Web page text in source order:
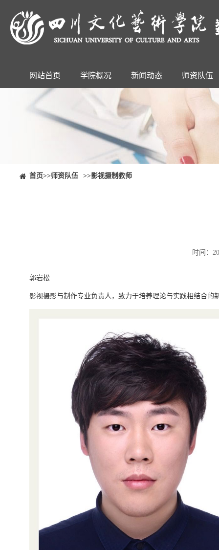
⠀⠀首页>>师资队伍 >>影视摄制教师
时间：
郭岩松
影视摄影与制作专业负责人，致力于培养理论与实践相结合的
网站首页 学院概况 新闻动态 师资队伍